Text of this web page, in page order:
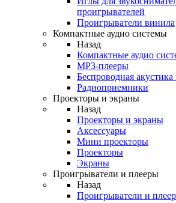
проигрывателей
Проигрыватели винила
Компактные аудио системы
Назад
Компактные аудио
MP3-плееры
Беспроводная
Радиоприемники
Проекторы и экраны
Назад
Проекторы и экраны
Аксессуары
Мини проекторы
Проекторы
Экраны
Проигрыватели и плееры
Назад
Проигрыватели и